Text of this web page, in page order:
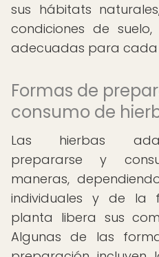
sus hábitats
condiciones de
adecuadas para cada
Formas de
consumo de
Las hierbas
prepararse y
maneras,
individuales y de la
planta libera sus
Algunas de las